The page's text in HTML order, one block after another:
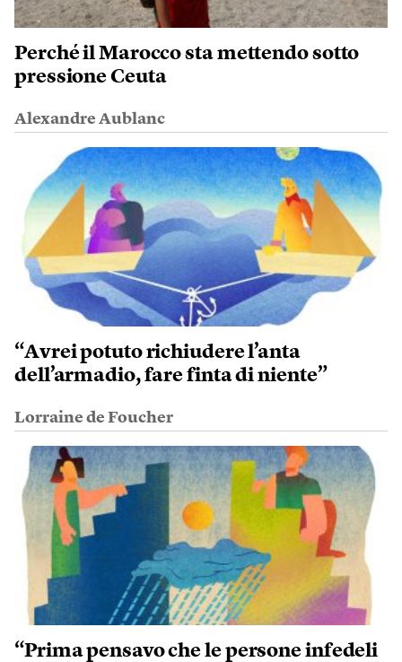
Perché il Marocco sta mettendo sotto
pressione Ceuta
Alexandre Aublanc
“Avrei potuto richiudere l’anta
dell’armadio, fare finta di niente”
Lorraine de Foucher
“Prima pensavo che le persone infedeli